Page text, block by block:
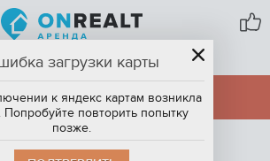
МОСКВА
ПРОДАЖА
загрузки карты
к яндекс картам возникла
повторить попытку
позже.